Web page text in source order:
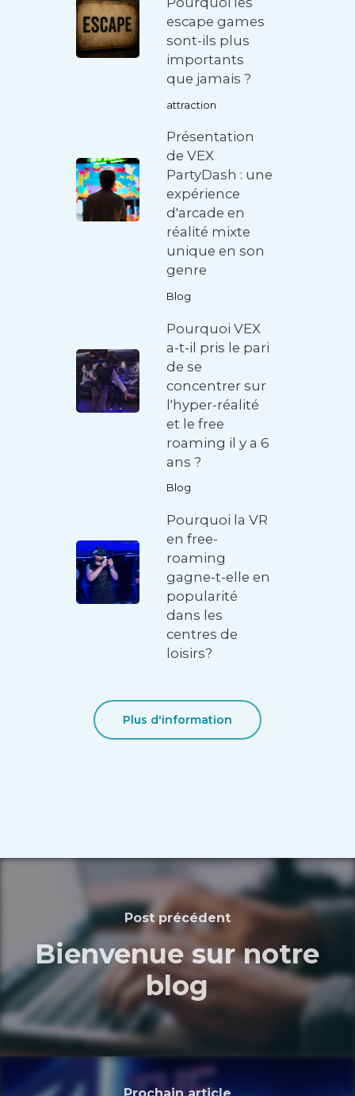
escape games
sont-ils plus
importants
que jamais ?
attraction
Présentation
de VEX
PartyDash : une
expérience
d'arcade en
réalité mixte
unique en son
genre
Blog
Pourquoi VEX
a-t-il pris le pari
de se
concentrer sur
l'hyper-réalité
et le free
roaming il y a 6
ans ?
Blog
Pourquoi la VR
en free-
roaming
gagne-t-elle en
popularité
dans les
centres de
loisirs?
Plus d'information
Post précédent
Bienvenue sur notre
blog